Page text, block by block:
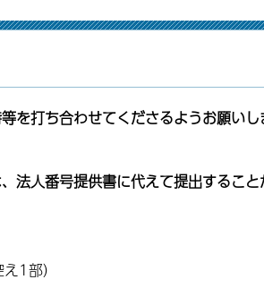
を打ち合わせてくださるようお願いし
法人番号提供書に代えて提出すること
1部）